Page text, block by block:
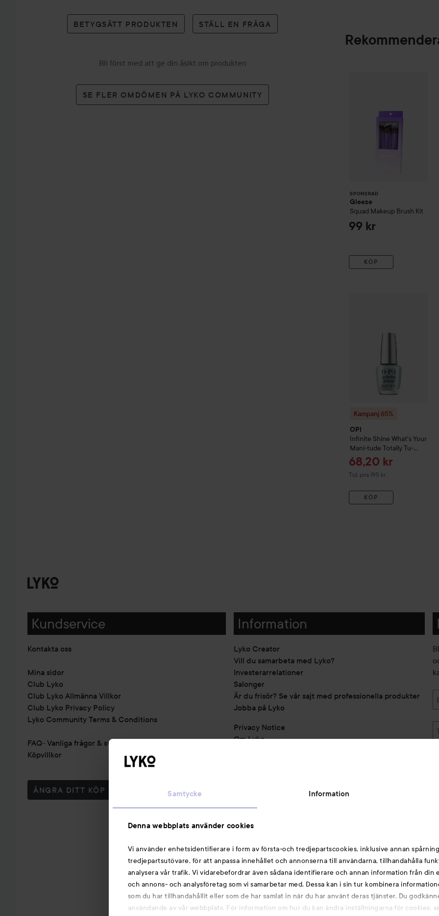
Samtycke Information
Denna webbplats använder cookies
Vi använder enhetsidentifierare i form av första-och tredjepartscookies, inklusive annan
tredjepartsutövare, för att anpassa innehållet och annonserna till användarna, tillhandahålla
analysera vår trafik. Vi vidarebefordrar även sådana identifierare och annan information från din
och annons- och analysföretag som vi samarbetar med. Dessa kan i sin tur kombinera
som du har tillhandahållit eller som de har samlat in när du har använt deras tjänster. Du
användande av vår webbplats. För information om hur du kan ändra inställningarna för cookies,
BETYGSÄTT PRODUKTEN STÄLL EN FRÅGA
Bli först med att ge din åsikt om produkten
SE FLER OMDÖMEN PÅ LYKO COMMUNITY
SPONSRAD
Gleeze
Squad Makeup Brush Kit
99 kr
KÖP
Kampanj 65%
OPI
Infinite Shine What's Your
Mani-tude Totally Tu-
blue-ar
Reapris
68,20 kr
Tid. pris 195 kr
Tidigare pris 195 kr
KÖP
Kundservice
Kontakta oss
Mina sidor
Club Lyko
Club Lyko Allmänna Villkor
Club Lyko Privacy Policy
Lyko Community Terms & Conditions
FAQ- Vanliga frågor & svar
Köpvillkor
ÅNGRA DITT KÖP
Information
Lyko Creator
Vill du samarbeta med Lyko?
Investerarrelationer
Salonger
Är du frisör? Se vår sajt med professionella produkter
Jobba på Lyko
Privacy Notice
Om Lyko
Michael Edwards Fragrances of the World
Cookie Consent
Partners
Du kanske också gillar
Smink
Hårnålar